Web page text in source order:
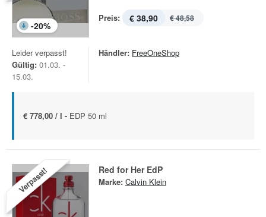
-20%
Preis: € 38,90 € 48,58
Leider verpasst!
Gültig: 01.03. -
15.03.
Händler: FreeOneShop
€ 778,00 / l - EDP 50 ml
Verpasst! Red for Her EdP
Marke: Calvin Klein